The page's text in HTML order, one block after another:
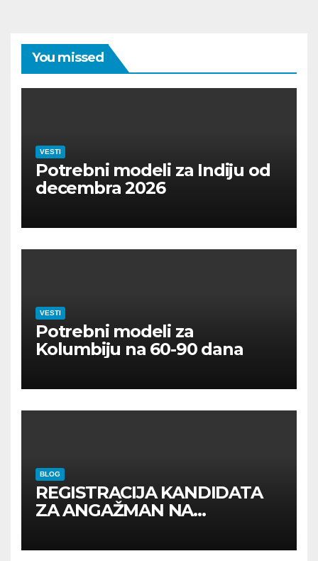
You missed
VESTI
Potrebni modeli za Indiju od
decembra 2026
VESTI
Potrebni modeli za
Kolumbiju na 60-90 dana
BLOG
REGISTRACIJA KANDIDATA
ZA ANGAŽMAN NA